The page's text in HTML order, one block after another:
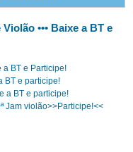
Violão ••• Baixe a BT e
a BT e Participe!
BT e participe!
a BT e participe!
Jam violão>>Participe!<<